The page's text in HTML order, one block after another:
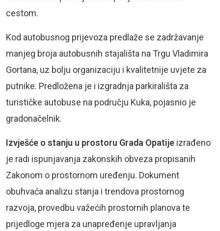
cestom.
Kod autobusnog prijevoza predlaže se zadržavanje
manjeg broja autobusnih stajališta na Trgu Vladimira
Gortana, uz bolju organizaciju i kvalitetnije uvjete za
putnike. Predložena je i izgradnja parkirališta za
turističke autobuse na području Kuka, pojasnio je
gradonačelnik.
Izvješće o stanju u prostoru Grada Opatije izrađeno
je radi ispunjavanja zakonskih obveza propisanih
Zakonom o prostornom uređenju. Dokument
obuhvaća analizu stanja i trendova prostornog
razvoja, provedbu važećih prostornih planova te
prijedloge mjera za unapređenje upravljanja